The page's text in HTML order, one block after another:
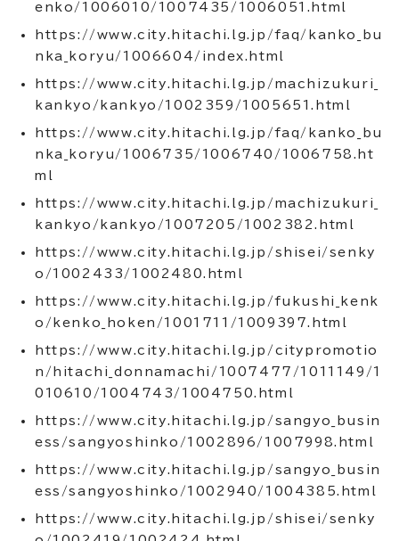
enko/1006010/1007435/1006051.html
https://www.city.hitachi.lg.jp/faq/kanko_bu
nka_koryu/1006604/index.html
https://www.city.hitachi.lg.jp/machizukuri_
kankyo/kankyo/1002359/1005651.html
https://www.city.hitachi.lg.jp/faq/kanko_bu
nka_koryu/1006735/1006740/1006758.ht
ml
https://www.city.hitachi.lg.jp/machizukuri_
kankyo/kankyo/1007205/1002382.html
https://www.city.hitachi.lg.jp/shisei/senky
o/1002433/1002480.html
https://www.city.hitachi.lg.jp/fukushi_kenk
o/kenko_hoken/1001711/1009397.html
https://www.city.hitachi.lg.jp/citypromotio
n/hitachi_donnamachi/1007477/1011149/1
010610/1004743/1004750.html
https://www.city.hitachi.lg.jp/sangyo_busin
ess/sangyoshinko/1002896/1007998.html
https://www.city.hitachi.lg.jp/sangyo_busin
ess/sangyoshinko/1002940/1004385.html
https://www.city.hitachi.lg.jp/shisei/senky